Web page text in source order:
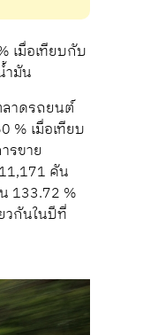
เมื่อเทียบกับ
ำมัน
ลาดรถยนต์
% เมื่อเทียบ
รขาย
คัน
133.72 %
วกันในปีที่